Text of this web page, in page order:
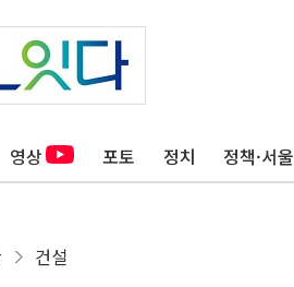
영상 포토 정치 정책·서울
건설